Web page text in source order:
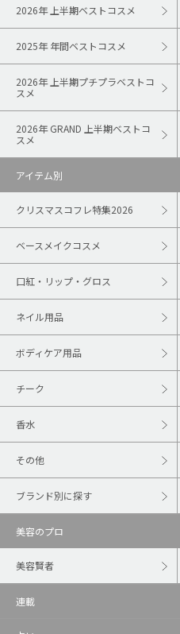
2026年 上半期ベストコスメ
2025年 年間ベストコスメ
2026年 上半期プチプラベストコ
スメ
2026年 GRAND 上半期ベストコ
スメ
アイテム別
クリスマスコフレ特集2026
ベースメイクコスメ
口紅・リップ・グロス
ネイル用品
ボディケア用品
チーク
香水
その他
ブランド別に探す
美容のプロ
美容賢者
連載